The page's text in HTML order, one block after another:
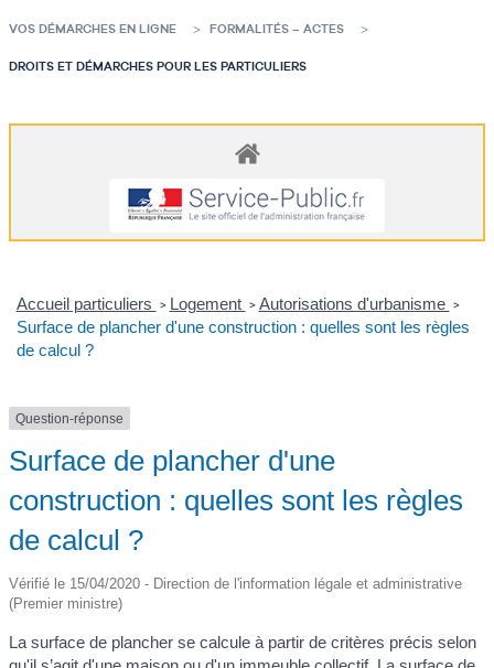
VOS DÉMARCHES EN LIGNE FORMALITÉS – ACTES
DROITS ET DÉMARCHES POUR LES PARTICULIERS
Accueil particuliers > Logement > Autorisations d'urbanisme >
Surface de plancher d'une construction : quelles sont les règles
de calcul ?
Question-réponse
Surface de plancher d'une
construction : quelles sont les règles
de calcul ?
Vérifié le 15/04/2020 - Direction de l'information légale et administrative
(Premier ministre)
La surface de plancher se calcule à partir de critères précis selon